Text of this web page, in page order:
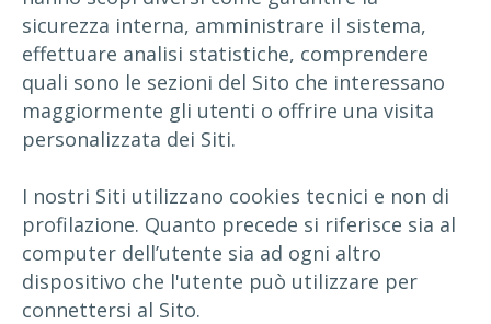
sicurezza interna, amministrare il sistema,
effettuare analisi statistiche, comprendere
quali sono le sezioni del Sito che interessano
maggiormente gli utenti o offrire una visita
personalizzata dei Siti.
I nostri Siti utilizzano cookies tecnici e non di
profilazione. Quanto precede si riferisce sia al
computer dell’utente sia ad ogni altro
dispositivo che l'utente può utilizzare per
connettersi al Sito.